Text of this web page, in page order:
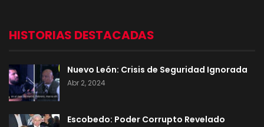
HISTORIAS DESTACADAS
Nuevo León: Crisis de Seguridad Ignorada
Abr 2, 2024
Escobedo: Poder Corrupto Revelado